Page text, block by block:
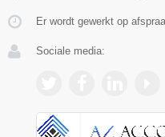
Er wordt gewerkt op
Sociale media: